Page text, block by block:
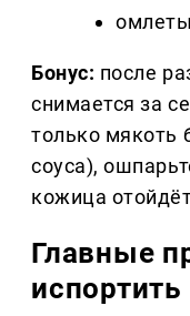
Бонус: после
снимается за
только мякоть
соуса),
кожица
Главные
испортить